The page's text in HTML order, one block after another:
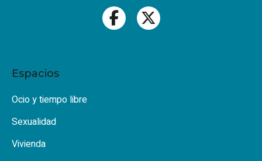
Espacios
Ocio y tiempo libre
Sexualidad
Vivienda